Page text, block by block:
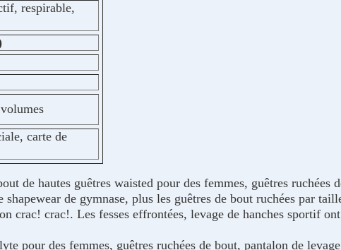
respirable,
carte de
de hautes guêtres waisted pour des femmes, guêtres ruchées
de gymnase, plus les guêtres de bout ruchées par
crac! crac!. Les fesses effrontées, levage de hanches sportif
pour des femmes, guêtres ruchées de bout, pantalon de